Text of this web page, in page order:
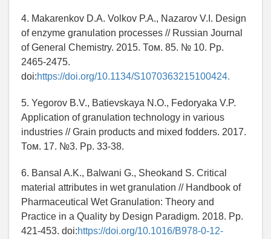
4. Makarenkov D.A. Volkov P.A., Nazarov V.I. Design
of enzyme granulation processes // Russian Journal
of General Chemistry. 2015. Том. 85. № 10. Pр.
2465-2475.
doi:https://doi.org/10.1134/S1070363215100424.
5. Yegorov B.V., Batievskaya N.O., Fedoryaka V.P.
Application of granulation technology in various
industries // Grain products and mixed fodders. 2017.
Том. 17. №3. Pp. 33-38.
6. Bansal A.K., Balwani G., Sheokand S. Critical
material attributes in wet granulation // Handbook of
Pharmaceutical Wet Granulation: Theory and
Practice in a Quality by Design Paradigm. 2018. Pp.
421-453. doi:https://doi.org/10.1016/B978-0-12-